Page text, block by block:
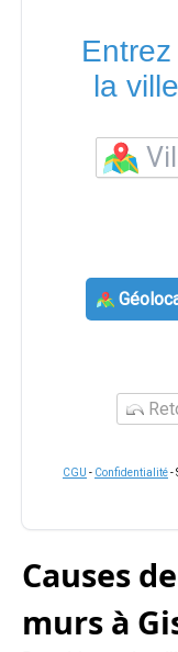
la
CGU - Confidentialité-
Causes
murs à